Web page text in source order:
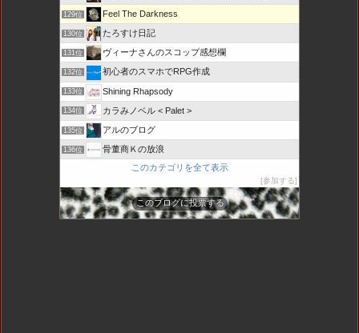
129位 Feel The Darkness
130位 たろすけ日記
131位 ヴィーナさんのスコップ感想欄
132位 初心者のスマホでRPG作成
133位 Shining Rhapsody
134位 カラみノベル < Palet >
135位 アルのブログ
136位
骨董商Ｋの放浪
このカテゴリを全て表示
参加する
このブログに投票する